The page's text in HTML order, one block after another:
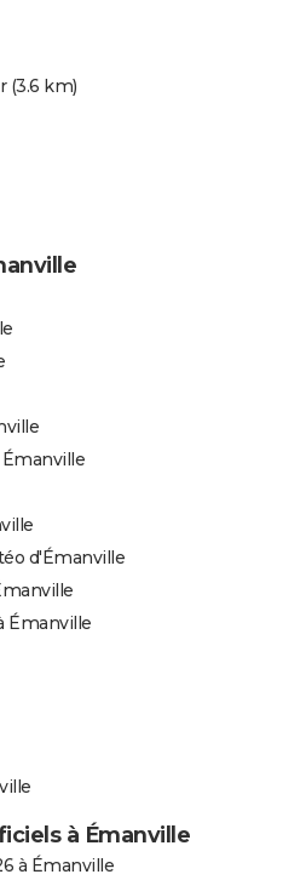
(3.6 km)
d'Émanville
Émanville
à Émanville
à Émanville